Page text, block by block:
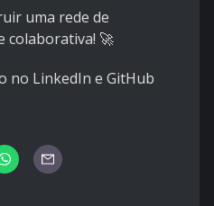
uma rede de
colaborativa! 🚀
no LinkedIn e GitHub